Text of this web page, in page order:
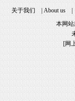
关于我们|About us
本网
[网